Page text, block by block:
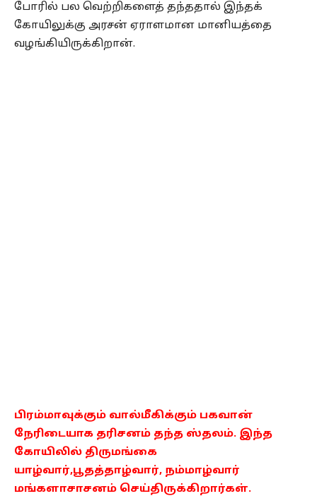
போரில் பல வெற்றிகளைத் தந்ததால் இந்தக்
கோயிலுக்கு அரசன் ஏராளமான மானியத்தை
வழங்கியிருக்கிறான்.
பிரம்மாவுக்கும் வால்மீகிக்கும் பகவான்
நேரிடையாக தரிசனம் தந்த ஸ்தலம். இந்த
கோயிலில் திருமங்கை
யாழ்வார்,பூதத்தாழ்வார், நம்மாழ்வார்
மங்களாசாசனம் செய்திருக்கிறார்கள்.